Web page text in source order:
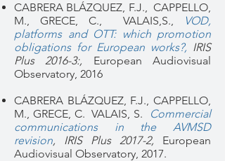
CABRERA BLÁZQUEZ, F.J., CAPPELLO,
M., GRECE, C., VALAIS,S.,
VOD,
platforms and OTT: which promotion
obligations for European works?, IRIS
Plus 2016-3:, European Audiovisual
Observatory, 2016
CABRERA BLÁZQUEZ, F.J., CAPPELLO,
M., GRECE, C. VALAIS, S.
Commercial
communications in the AVMSD
revision, IRIS Plus 2017-2, European
Audiovisual Observatory, 2017.